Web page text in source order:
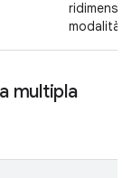
modalità
multipla